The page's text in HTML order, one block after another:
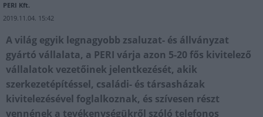
PERI Kft.
2019.11.04. 15:42
A világ egyik legnagyobb zsaluzat- és állványzat
gyártó vállalata, a PERI várja azon 5-20 fős kivitelező
vállalatok vezetőinek jelentkezését, akik
szerkezetépítéssel, családi- és társasházak
kivitelezésével foglalkoznak, és szívesen részt
vennének a tevékenységükről szóló telefonos